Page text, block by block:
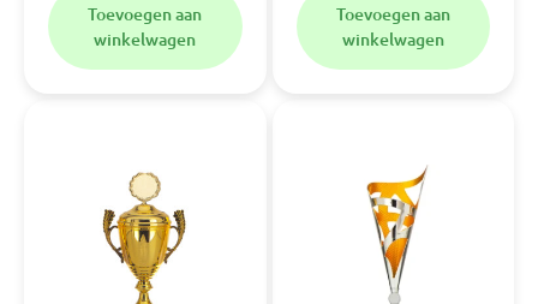
Toevoegen aan
winkelwagen
Toevoegen aan
winkelwagen